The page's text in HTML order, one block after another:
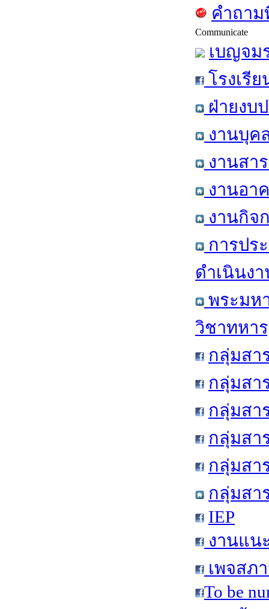
คำถา
Communicate
เบญจม
โรงเรี
ฝ่ายงบ
งานบุค
งานสา
งานอา
งานกิจ
การปร
ดำเนินง
พระมห
วิชาทหา
กลุ่มสา
กลุ่มสา
กลุ่มสา
กลุ่มสา
กลุ่มสา
กลุ่มสา
IEP
งานแน
เพจสภ
To be